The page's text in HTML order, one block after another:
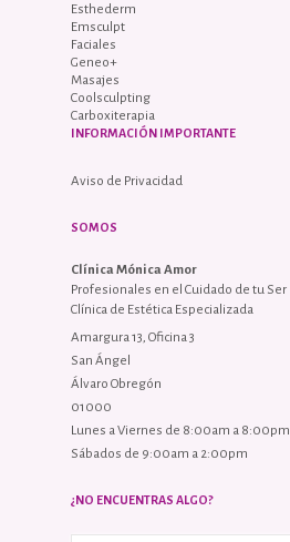
Esthederm
Emsculpt
Faciales
Geneo+
Masajes
Coolsculpting
Carboxiterapia
INFORMACIÓN IMPORTANTE
Aviso de Privacidad
SOMOS
Clínica Mónica Amor
Profesionales en el Cuidado de tu Ser
Clínica de Estética Especializada
Amargura 13, Oficina 3
San Ángel
Álvaro Obregón
01000
Lunes a Viernes de 8:00am a 8:00pm
Sábados de 9:00am a 2:00pm
¿NO ENCUENTRAS ALGO?